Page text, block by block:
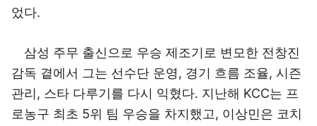
었다.
삼성 주무 출신으로 우승 제조기로 변모한 전창진
감독 곁에서 그는 선수단 운영, 경기 흐름 조율, 시즌
관리, 스타 다루기를 다시 익혔다. 지난해 KCC는 프
로농구 최초 5위 팀 우승을 차지했고, 이상민은 코치